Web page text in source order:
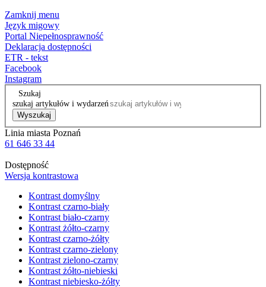
Zamknij menu
Język migowy
Portal Niepełnosprawność
Deklaracja dostępności
ETR - tekst
Facebook
Instagram
Szukaj
szukaj artykułów i wydarzeń
Wyszukaj
Linia miasta Poznań
61 646 33 44
Dostępność
Wersja kontrastowa
Kontrast domyślny
Kontrast czarno-biały
Kontrast biało-czarny
Kontrast żółto-czarny
Kontrast czarno-żółty
Kontrast czarno-zielony
Kontrast zielono-czarny
Kontrast żółto-niebieski
Kontrast niebiesko-żółty